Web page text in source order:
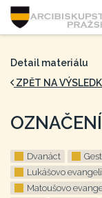
Detail materiálu
ZPĚT NA
Dvanáct
Lukášovo
Matoušovo